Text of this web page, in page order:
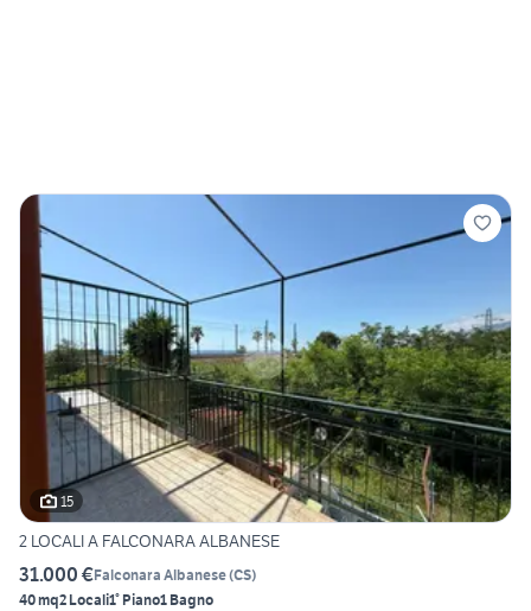
15
2 LOCALI A FALCONARA ALBANESE
31.000 €Falconara Albanese(CS)
40 mq2 Locali1° Piano1 Bagno